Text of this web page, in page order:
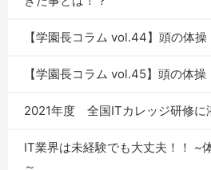
【学園長コラム vol.44】頭の体操
【学園長コラム vol.45】頭の体操
2021年度 全国ITカレッジ研修に
IT業界は未経験でも大丈夫！！ ~
～